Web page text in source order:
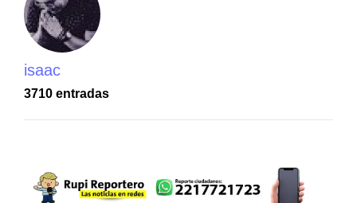
isaac
3710 entradas